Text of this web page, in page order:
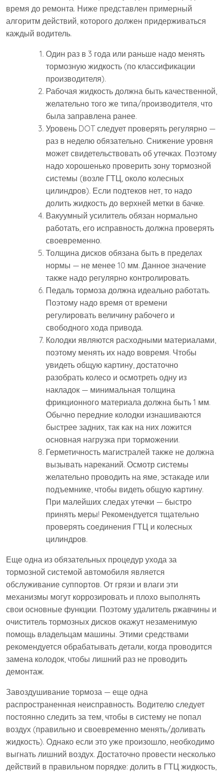
время до ремонта. Ниже представлен примерный
алгоритм действий, которого должен придерживаться
каждый водитель.
Один раз в 3 года или раньше надо менять
тормозную жидкость (по классификации
производителя).
Рабочая жидкость должна быть качественной,
желательно того же типа/производителя, что
была заправлена ранее.
Уровень DOT следует проверять регулярно —
раз в неделю обязательно. Снижение уровня
может свидетельствовать об утечках. Поэтому
надо хорошенько проверить зону тормозной
системы (возле ГТЦ, около колесных
цилиндров). Если подтеков нет, то надо
долить жидкость до верхней метки в бачке.
Вакуумный усилитель обязан нормально
работать, его исправность должна проверять
своевременно.
Толщина дисков обязана быть в пределах
нормы — не менее 10 мм. Данное значение
также надо регулярно контролировать.
Педаль тормоза должна идеально работать.
Поэтому надо время от времени
регулировать величину рабочего и
свободного хода привода.
Колодки являются расходными материалами,
поэтому менять их надо вовремя. Чтобы
увидеть общую картину, достаточно
разобрать колесо и осмотреть одну из
накладок — минимальная толщина
фрикционного материала должна быть 1 мм.
Обычно передние колодки изнашиваются
быстрее задних, так как на них ложится
основная нагрузка при торможении.
Герметичность магистралей также не должна
вызывать нареканий. Осмотр системы
желательно проводить на яме, эстакаде или
подъемнике, чтобы видеть общую картину.
При малейших следах утечки — быстро
принять меры! Рекомендуется тщательно
проверять соединения ГТЦ и колесных
цилиндров.
Еще одна из обязательных процедур ухода за
тормозной системой автомобиля является
обслуживание суппортов. От грязи и влаги эти
механизмы могут коррозировать и плохо выполнять
свои основные функции. Поэтому удалитель ржавчины и
очиститель тормозных дисков окажут незаменимую
помощь владельцам машины. Этими средствами
рекомендуется обрабатывать детали, когда проводится
замена колодок, чтобы лишний раз не проводить
демонтаж.
Завоздушивание тормоза — еще одна
распространенная неисправность. Водителю следует
постоянно следить за тем, чтобы в систему не попал
воздух (правильно и своевременно менять/доливать
жидкость). Однако если это уже произошло, необходимо
выгнать лишний воздух. Достаточно провести несколько
действий в правильном порядке: долить в ГТЦ жидкость,